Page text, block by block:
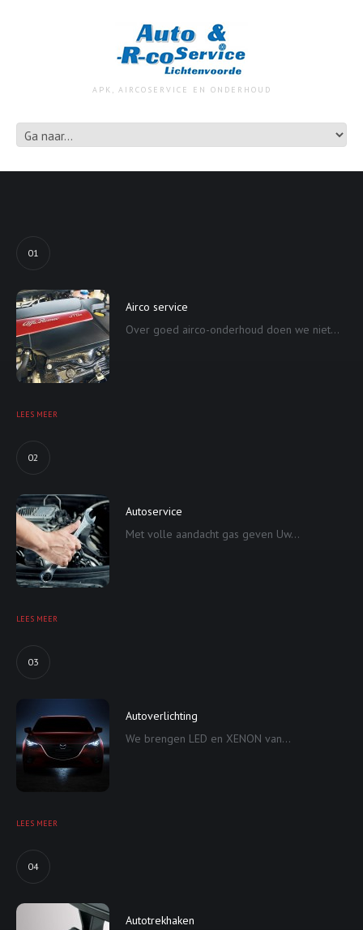
APK, AIRCOSERVICE EN ONDERHOUD
01
Airco service
Over goed airco-onderhoud doen we niet...
LEES MEER
02
Autoservice
Met volle aandacht gas geven Uw...
LEES MEER
03
Autoverlichting
We brengen LED en XENON van...
LEES MEER
04
Autotrekhaken